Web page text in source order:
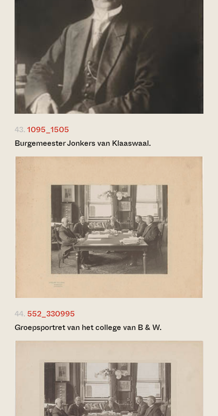
43. 1095_1505
Burgemeester Jonkers van Klaaswaal.
44. 552_330995
Groepsportret van het college van B & W.